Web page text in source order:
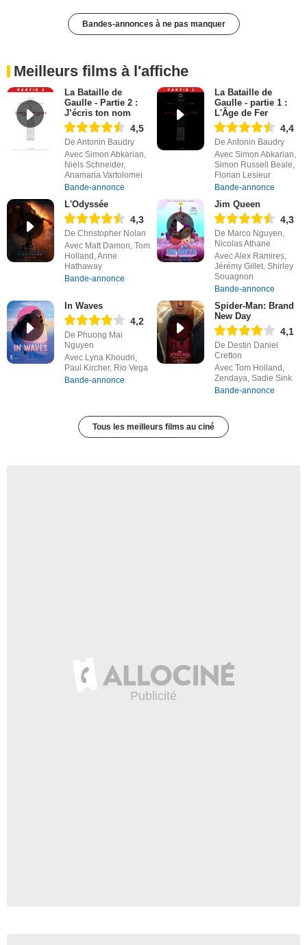
Bandes-annonces à ne pas manquer
Meilleurs films à l'affiche
La Bataille de
Gaulle - Partie 2 :
J’écris ton nom
4,5
De Antonin Baudry
Avec Simon Abkarian,
Niels Schneider,
Anamaria Vartolomei
Bande-annonce
La Bataille de
Gaulle - partie 1 :
L'Âge de Fer
4,4
De Antonin Baudry
Avec Simon Abkarian,
Simon Russell Beale,
Florian Lesieur
Bande-annonce
L'Odyssée
4,3
De Christopher Nolan
Avec Matt Damon, Tom
Holland, Anne
Hathaway
Bande-annonce
Jim Queen
4,3
De Marco Nguyen,
Nicolas Athane
Avec Alex Ramires,
Jérémy Gillet, Shirley
Souagnon
Bande-annonce
In Waves
4,2
De Phuong Mai
Nguyen
Avec Lyna Khoudri,
Paul Kircher, Rio Vega
Bande-annonce
Spider-Man: Brand
New Day
4,1
De Destin Daniel
Cretton
Avec Tom Holland,
Zendaya, Sadie Sink
Bande-annonce
Tous les meilleurs films au ciné